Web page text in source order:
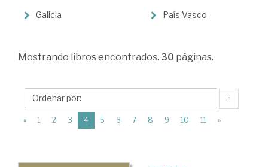
Galicia País Vasco
Mostrando libros encontrados. 30 páginas.
↑
« 1 2 3 4(current)
5 6 7 8 9 10 11 »